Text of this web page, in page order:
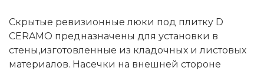
Скрытые ревизионные люки под плитку D
CERAMO предназначены для установки в
стены,изготовленные из кладочных и листовых
материалов. Насечки на внешней стороне